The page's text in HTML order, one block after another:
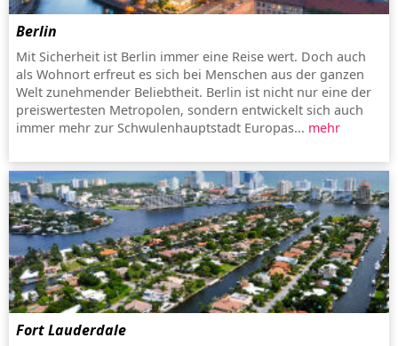
Berlin
Mit Sicherheit ist Berlin immer eine Reise wert. Doch auch
als Wohnort erfreut es sich bei Menschen aus der ganzen
Welt zunehmender Beliebtheit. Berlin ist nicht nur eine der
preiswertesten Metropolen, sondern entwickelt sich auch
immer mehr zur Schwulenhauptstadt Europas... mehr
Fort Lauderdale